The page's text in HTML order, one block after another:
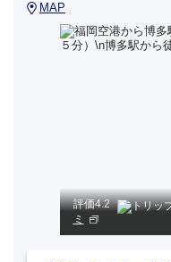
MAP
評価4.2
ミ